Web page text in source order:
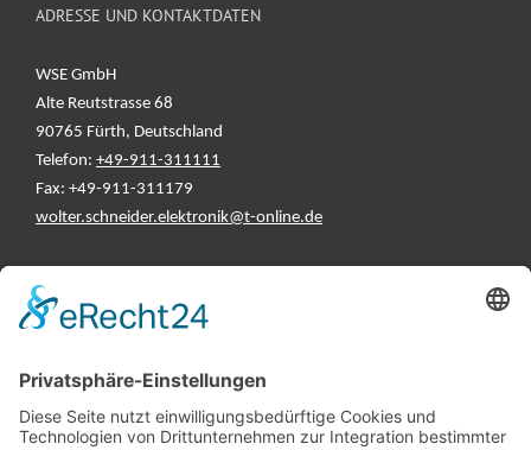
ADRESSE UND KONTAKTDATEN
WSE GmbH
Alte Reutstrasse 68
90765 Fürth, Deutschland
Telefon: +49-911-311111
Fax: +49-911-311179
wolter.schneider.elektronik@t-online.de
INFORMATIONEN
Hersteller